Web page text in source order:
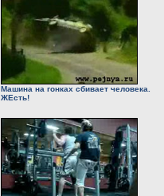
Машина на гонках сбивает человека.
ЖЕсть!